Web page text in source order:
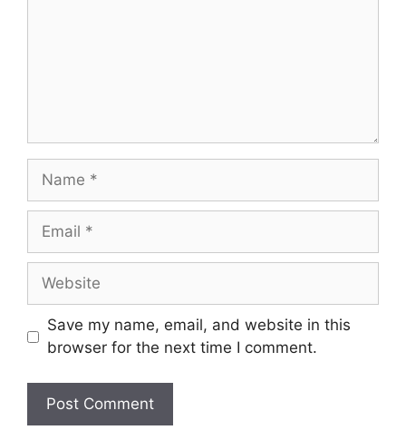
Save my name, email, and website in this
browser for the next time I comment.